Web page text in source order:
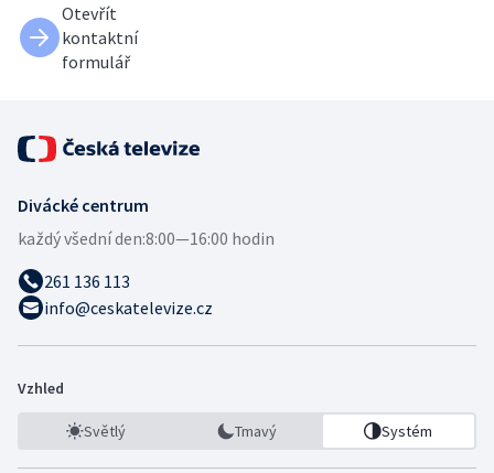
Otevřít
kontaktní
formulář
Divácké centrum
každý všední den:8:00—16:00 hodin
261 136 113
info@ceskatelevize.cz
Vzhled
Světlý Tmavý Systém